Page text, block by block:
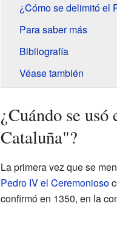
¿Cómo se delimitó el
Para saber más
Bibliografía
Véase también
¿Cuándo se
Cataluña"?
La primera vez que se
Pedro IV el Ceremonioso
confirmó en 1350, en la